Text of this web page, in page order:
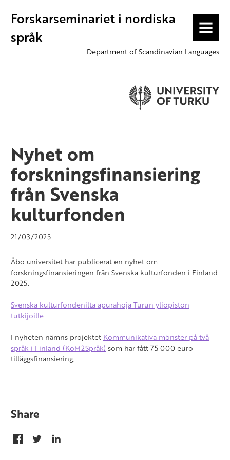
Forskarseminariet i nordiska
språk
MENU
Department of Scandinavian Languages
Nyhet om
forskningsfinansiering
från Svenska
kulturfonden
21/03/2025
Åbo universitet har publicerat en nyhet om
forskningsfinansieringen från Svenska kulturfonden i Finland
2025.
Svenska kulturfondenilta apurahoja Turun yliopiston
tutkijoille
I nyheten nämns projektet Kommunikativa mönster på två
språk i Finland (KoM2Språk) som har fått 75 000 euro
tilläggsfinansiering.
Share